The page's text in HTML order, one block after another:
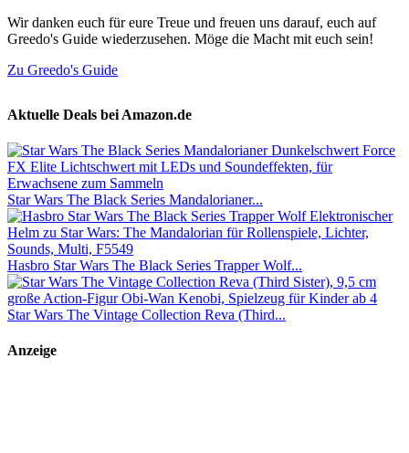
Wir danken euch für eure Treue und freuen uns darauf, euch auf
Greedo's Guide wiederzusehen. Möge die Macht mit euch sein!
Zu Greedo's Guide
Aktuelle Deals bei Amazon.de
Star Wars The Black Series Mandalorianer...
Hasbro Star Wars The Black Series Trapper Wolf...
Star Wars The Vintage Collection Reva (Third...
Anzeige